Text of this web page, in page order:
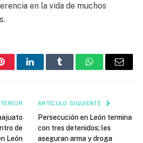
en la vida de muchos
PinterestLinkedInTumblr WhatsAppEmail
de
León
ARTÍCULO SIGUIENTE
Persecución en León termina
con tres detenidos; les
aseguran arma y droga